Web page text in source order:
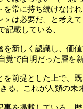
常に持ち続けなけ
は必要だ、と考え
記載している、
新しく認識し、価
覚で自明だった層を
を前提とした上で、
る、これが人類の未
を掲載している、